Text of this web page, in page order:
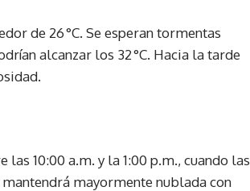
de 26 °C. Se esperan tormentas
alcanzar los 32 °C. Hacia la tarde
10:00 a.m. y la 1:00 p.m., cuando las
mayormente nublada con